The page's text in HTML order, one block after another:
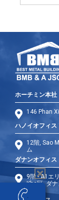
ホーチミン本社
146 Phan
ハノイオフィス
12階, Sao
ム
ダナンオフィス
9階 - A1エ
Khe区, ダ